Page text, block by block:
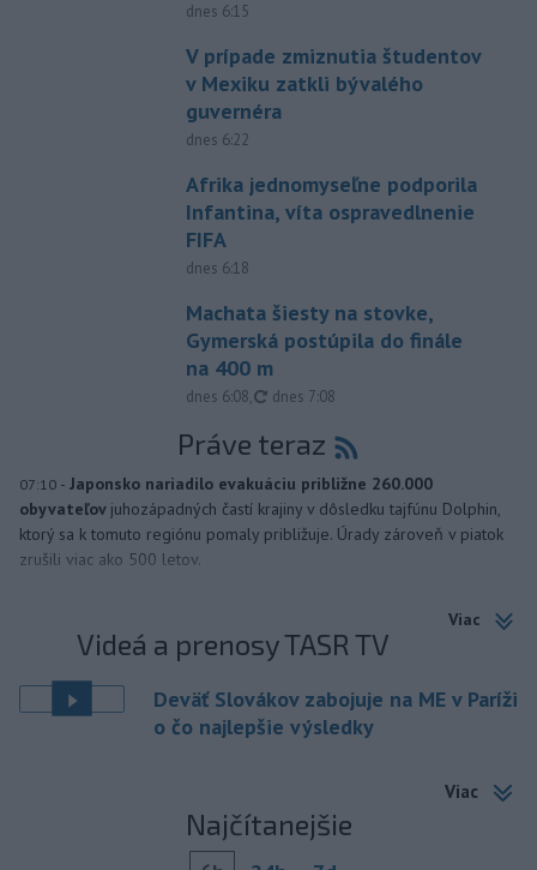
dnes 6:15
V prípade zmiznutia študentov
v Mexiku zatkli bývalého
guvernéra
dnes 6:22
Afrika jednomyseľne podporila
Infantina, víta ospravedlnenie
FIFA
dnes 6:18
Machata šiesty na stovke,
Gymerská postúpila do finále
na 400 m
dnes 6:08, aktualizované
dnes 7:08
Práve teraz
07:10 - Japonsko nariadilo evakuáciu približne 260.000
obyvateľov juhozápadných častí krajiny v dôsledku tajfúnu Dolphin,
ktorý sa k tomuto regiónu pomaly približuje. Úrady zároveň v piatok
zrušili viac ako 500 letov.
Viac
Videá a prenosy TASR TV
Deväť Slovákov zabojuje na ME v Paríži
o čo najlepšie výsledky
Viac
Najčítanejšie